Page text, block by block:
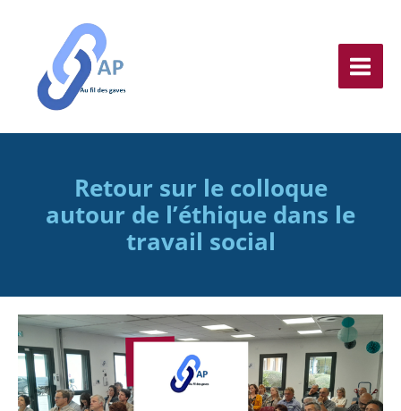
contenu
Retour sur le colloque
autour de l’éthique dans le
travail social